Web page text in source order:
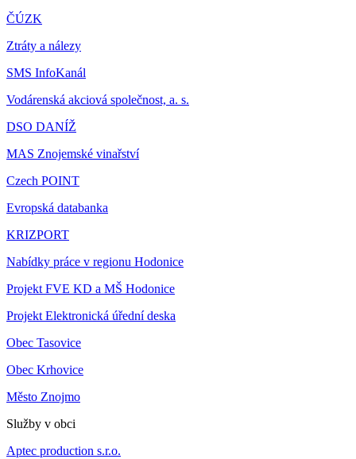
ČÚZK
Ztráty a nálezy
SMS InfoKanál
Vodárenská akciová společnost, a. s.
DSO DANÍŽ
MAS Znojemské vinařství
Czech POINT
Evropská databanka
KRIZPORT
Nabídky práce v regionu Hodonice
Projekt FVE KD a MŠ Hodonice
Projekt Elektronická úřední deska
Obec Tasovice
Obec Krhovice
Město Znojmo
Služby v obci
Aptec production s.r.o.